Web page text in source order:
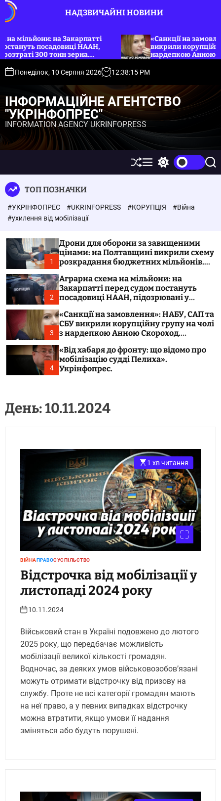
т
с
НАДЗВИЧАЙНІ НОВИНИ
на Закарпатті
НААН,
тонн зерна.
«Санкції на замовлення»:
викрили корупційну групу на
нардепкою Анною Скороход.
Понеділок, 10 Серпня 2026 12:38:16 PM
ІНФОРМАЦІЙНЕ АГЕНТСТВО
"УКРІНФОПРЕС"
INFORMATION AGENCY UKRINFOPRESS
П
е
а
а
т
и
М
е е
и
к
о
л
ь
р
о
в
г
о
р
ж
и
П
о
ТОП ПОЗНАЧКИ
#УКРІНФОПРЕС #UKRINFOPRESS #КОРУПЦІЯ
#Війна
#ухилення від мобілізації
1
Дрони для оборони за завищеними
цінами: на Полтавщині викрили схему
розкрадання бюджетних мільйонів.
2
Аграрна схема на мільйони: на
Закарпатті перед судом постануть
посадовиці НААН, підозрювані у
3
«Санкції на замовлення»: НАБУ, САП та
СБУ викрили корупційну групу на чолі
з нардепкою Анною Скороход.
4
«Від хабаря до фронту: що відомо про
мобілізацію судді Пелиха».
Укрінфопрес.
День:10.11.2024
1 хв читання
ВІЙНАПРАВОСУСПІЛЬСТВО
Відстрочка від мобілізації у
листопаді 2024 року
10.11.2024
Військовий стан в Україні подовжено до лютого
2025 року, що передбачає можливість
мобілізації великої кількості громадян.
Водночас, за деяких умов військовозобов’язані
можуть отримати відстрочку від призову на
службу. Проте не всі категорії громадян мають
на неї право, а у певних випадках відстрочку
можна втратити, якщо умови її надання
зміняться або будуть порушені.